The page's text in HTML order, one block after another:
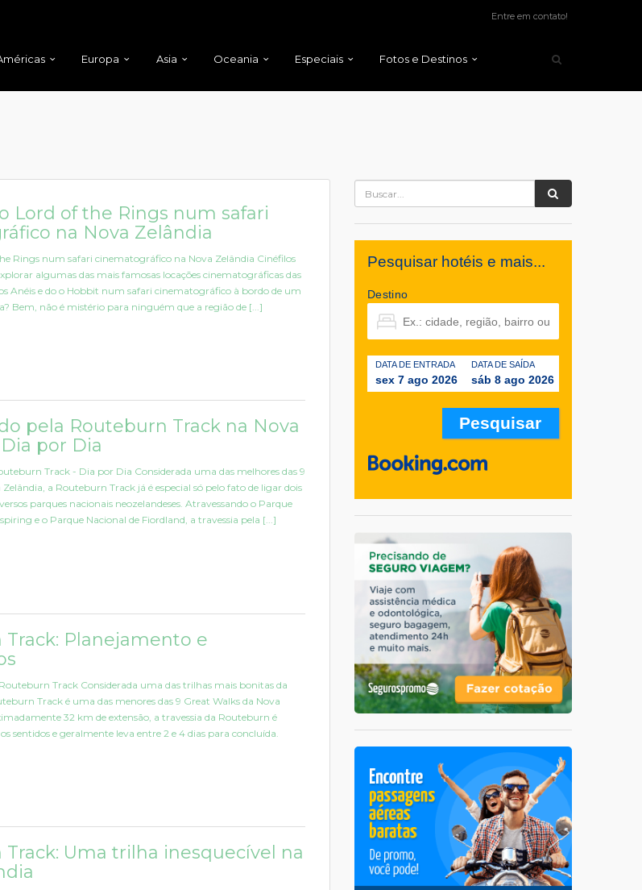
Entre em contato!
Europa Asia Oceania Especiais Fotos e Destinos
Lord of the Rings num safari
na Nova Zelândia
Rings num safari cinematográfico na Nova Zelândia Cinéfilos
algumas das mais famosas locações cinematográficas das
Anéis e do o Hobbit num safari cinematográfico à bordo de um
Bem, não é mistério para ninguém que a região de [...]
pela Routeburn Track na Nova
por Dia
Track - Dia por Dia Considerada uma das melhores das 9
a Routeburn Track já é especial só pelo fato de ligar dois
parques nacionais neozelandeses. Atravessando o Parque
e o Parque Nacional de Fiordland, a travessia pela [...]
Planejamento e
Track Considerada uma das trilhas mais bonitas da
Track é uma das menores das 9 Great Walks da Nova
32 km de extensão, a travessia da Routeburn é
sentidos e geralmente leva entre 2 e 4 dias para concluída.
Uma trilha inesquecível na
Pesquisar hotéis e mais...
Destino
DATA DE ENTRADA
sex 7 ago 2026
DATA DE SAÍDA
sáb 8 ago 2026